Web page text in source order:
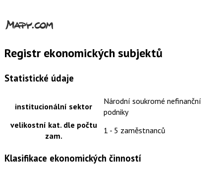
Registr ekonomických subjektů
Statistické údaje
institucionální sektor
Národní soukromé nefinanční
podniky
velikostní kat. dle počtu
zam.
1 - 5 zaměstnanců
Klasifikace ekonomických činností